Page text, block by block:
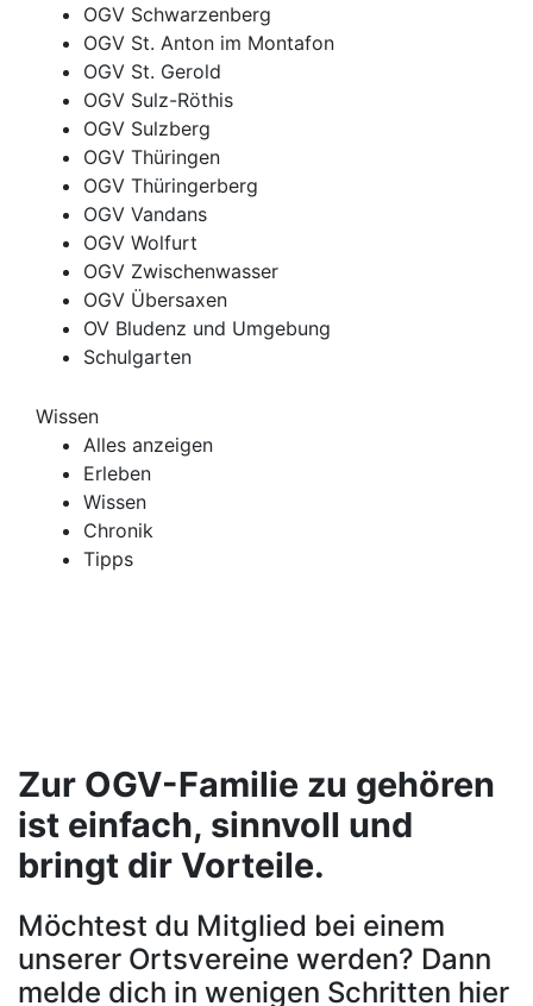
OGV Schwarzenberg
OGV St. Anton im Montafon
OGV St. Gerold
OGV Sulz-Röthis
OGV Sulzberg
OGV Thüringen
OGV Thüringerberg
OGV Vandans
OGV Wolfurt
OGV Zwischenwasser
OGV Übersaxen
OV Bludenz und Umgebung
Schulgarten
Wissen
Alles anzeigen
Erleben
Wissen
Chronik
Tipps
Zur OGV-Familie zu gehören
ist einfach, sinnvoll und
bringt dir Vorteile.
Möchtest du Mitglied bei einem
unserer Ortsvereine werden? Dann
melde dich in wenigen Schritten hier